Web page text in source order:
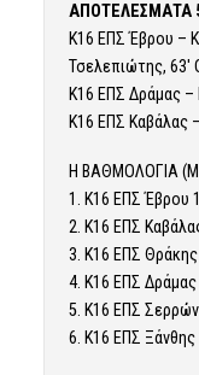
ΑΠΟΤΕΛΕΣΜΑΤΑ
Κ16 ΕΠΣ Έβρου –
Τσελεπιώτης, 63′
Κ16 ΕΠΣ Δράμας –
Κ16 ΕΠΣ Καβάλας
Η ΒΑΘΜΟΛΟΓΙΑ
1. Κ16 ΕΠΣ Έβρου
2. Κ16 ΕΠΣ
3. Κ16 ΕΠΣ
4. Κ16 ΕΠΣ Δράμας
5. Κ16 ΕΠΣ
6. Κ16 ΕΠΣ Ξάνθης